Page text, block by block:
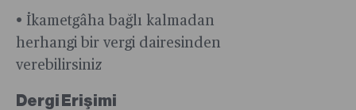
• İkametgâha bağlı kalmadan
herhangi bir vergi dairesinden
verebilirsiniz
Dergi Erişimi